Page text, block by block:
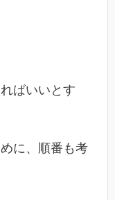
ばいいとす
に、順番も考